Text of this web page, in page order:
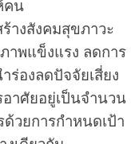
คน
างสังคมสุขภาวะ
าพแข็งแรง ลดการ
ร่องลดปัจจัยเสี่ยง
าศัยอยู่เป็นจำนวน
วยการกำหนดเป้า